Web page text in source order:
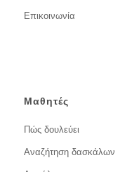
Επικοινωνία
Μαθητές
Πώς δουλεύει
Αναζήτηση δασκάλων